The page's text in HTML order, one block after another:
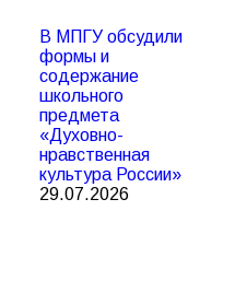
В МПГУ обсудили
формы и
содержание
школьного
предмета
«Духовно-
нравственная
культура России»
29.07.2026